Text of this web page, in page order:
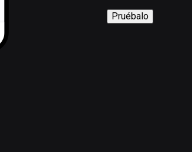
Pruébalo